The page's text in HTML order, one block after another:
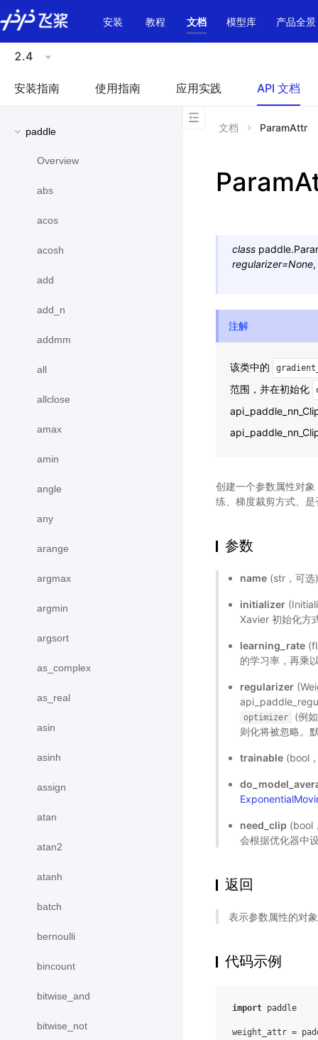
\u200E
安装
教程 文档 模型库 产品全景
2.4
安装指南 使用指南 应用实践 API 文档
paddle
Overview
abs
acos
acosh
add
add_n
addmm
all
allclose
amax
amin
angle
any
arange
argmax
argmin
argsort
as_complex
as_real
asin
asinh
assign
atan
atan2
atanh
batch
bernoulli
bincount
bitwise_and
bitwise_not
文档 ParamAttr
class paddle.
regularizer=None,
注解
该类中的
范围，并在初始化
创建一个参数属性对
练、梯度裁剪方式、
参数
name (str，可
initializer
Xavier 初始化方
learning_rate
的学习率，再乘
regularizer
optimizer
(例
则化将被忽略。
trainable (bool
need_clip (bool
会根据优化器中
返回
表示参数属性的对
代码示例
import paddle
weight_attr =